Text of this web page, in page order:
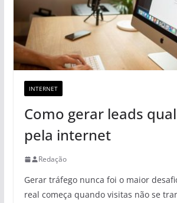
INTERNET
Como gerar leads
pela internet
Redação
Gerar tráfego nunca foi o maior
real começa quando visitas não se